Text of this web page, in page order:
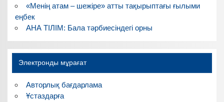
«Менің атам – шежіре» атты тақырыптағы ғылыми
еңбек
АНА ТІЛІМ: Бала тәрбиесіндегі орны
Электронды мұрағат
Авторлық бағдарлама
Ұстаздарға